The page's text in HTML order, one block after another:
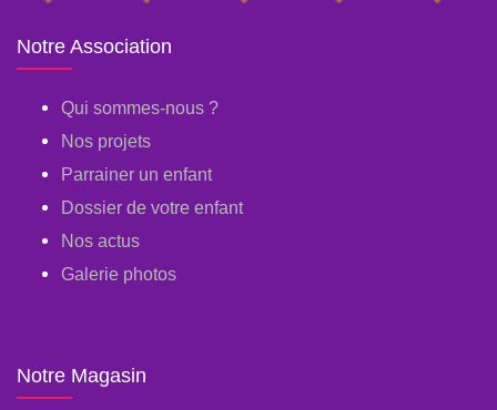
Notre Association
Qui sommes-nous ?
Nos projets
Parrainer un enfant
Dossier de votre enfant
Nos actus
Galerie photos
Notre Magasin